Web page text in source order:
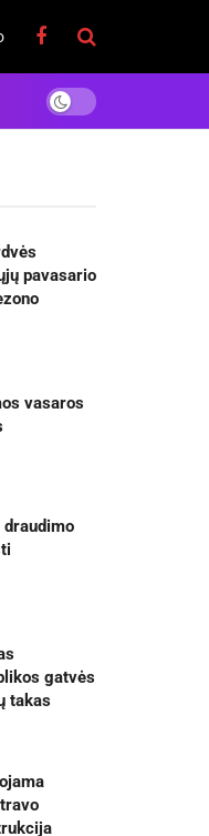
pavasario
vasaros
draudimo
gatvės
takas